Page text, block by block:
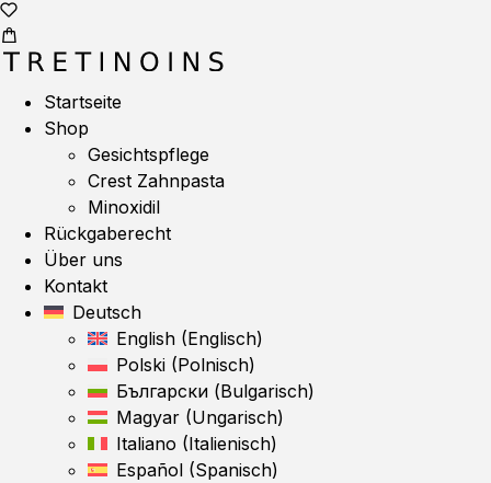
Startseite
Shop
Gesichtspflege
Crest Zahnpasta
Minoxidil
Rückgaberecht
Über uns
Kontakt
Deutsch
English (Englisch)
Polski (Polnisch)
Български (Bulgarisch)
Magyar (Ungarisch)
Italiano (Italienisch)
Español (Spanisch)